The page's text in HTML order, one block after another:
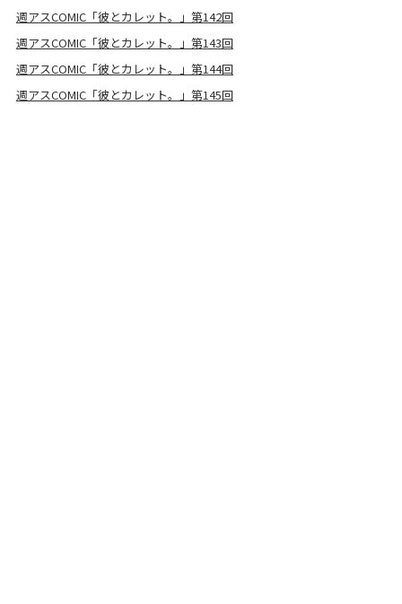
週アスCOMIC「彼とカレット。」第142回
週アスCOMIC「彼とカレット。」第143回
週アスCOMIC「彼とカレット。」第144回
週アスCOMIC「彼とカレット。」第145回